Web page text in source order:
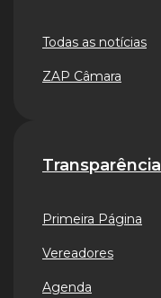
Todas as notícias
ZAP Câmara
Transparência
Primeira Página
Vereadores
Agenda